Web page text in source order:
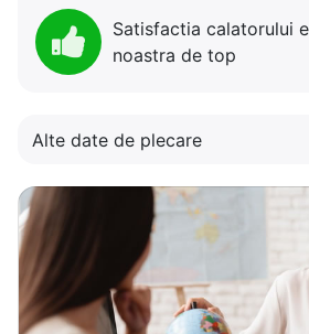
Satisfactia calatorului
noastra de top
Alte date de plecare